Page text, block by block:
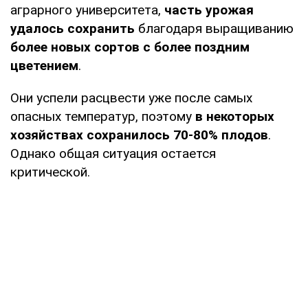
аграрного университета, часть урожая
удалось сохранить благодаря выращиванию
более новых сортов с более поздним
цветением.
Они успели расцвести уже после самых
опасных температур, поэтому в некоторых
хозяйствах сохранилось 70-80% плодов.
Однако общая ситуация остается
критической.